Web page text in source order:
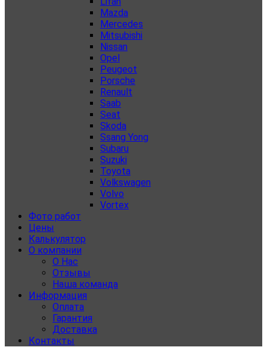
Mazda
Mercedes
Mitsubishi
Nissan
Opel
Peugeot
Porsche
Renault
Saab
Seat
Skoda
Ssang Yong
Subaru
Suzuki
Toyota
Volkswagen
Volvo
Vortex
Фото работ
Цены
Калькулятор
О компании
О Нас
Отзывы
Наша команда
Информация
Оплата
Гарантия
Доставка
Контакты